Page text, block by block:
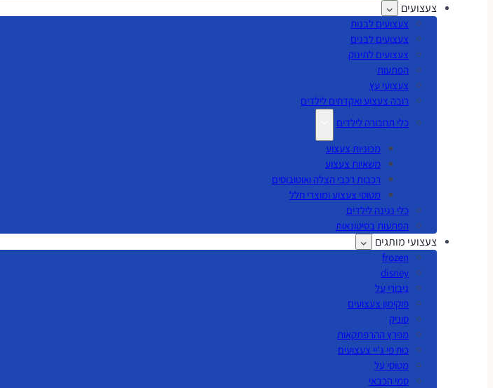
צעצועים
צעצועים לבנות
צעצועים לבנים
צעצועים לתינוק
הפתעות
צעצועי עץ
רובה צעצוע ואקדחים לילדים
כלי תחבורה לילדים
מכוניות צעצוע
משאיות צעצוע
רכבות רכבי הצלה ואוטובוסים
מטוסי צעצוע ומוצרי חלל
כלי נגינה לילדים
הפתעות בסיטונאות
צעצועי מותגים
frozen
disney
גיבורי על
פוקימון צעצועים
סוניק
מפרץ ההרפתקאות
כוח פי ג'יי צעצועים
מטוסי על
סמי הכבאי